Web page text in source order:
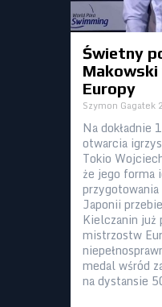
Świetny
Europy
Szymon Gagatek
Na dokładnie
otwarcia
Tokio
że jego forma
Japonii
Kielczanin już
mistrzostw
medal wśród
na dystansie